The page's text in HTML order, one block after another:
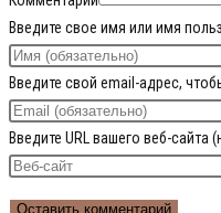
Введите свое имя или имя
Введите свой email-адрес,
Введите URL вашего веб-сайта